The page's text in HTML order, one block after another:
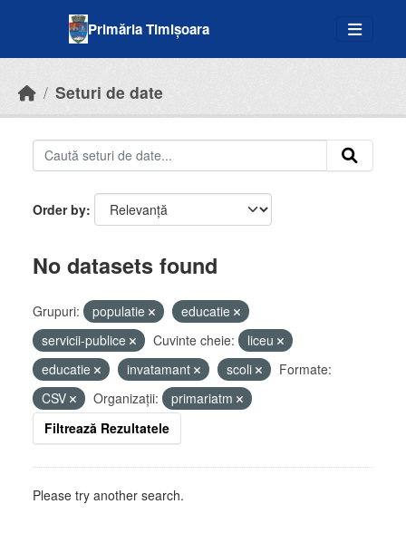
Primăria Timișoara
Seturi de date
Order by
No datasets found
Grupuri: populatie
educatie
servicii-publice
Cuvinte cheie:
liceu
educatie
invatamant scoli
Formate:
CSV
Organizații:
primariatm
Filtrează Rezultatele
Please try another search.